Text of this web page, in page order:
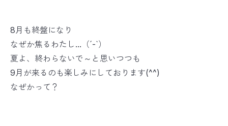
8月も終盤になり
なぜか焦るわたし...（´-`）
夏よ、終わらないで～と思いつつも
9月が来るのも楽しみにしております(^^)
なぜかって？